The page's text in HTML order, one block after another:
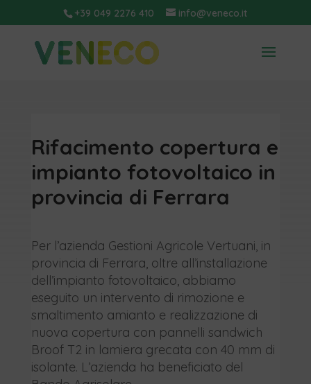
+39 049 2276 410 info@veneco.it
Rifacimento copertura e
impianto fotovoltaico in
provincia di Ferrara
Per l’azienda Gestioni Agricole Vertuani, in
provincia di Ferrara, oltre all’installazione
dell’impianto fotovoltaico, abbiamo
eseguito un intervento di rimozione e
smaltimento amianto e realizzazione di
nuova copertura con pannelli sandwich
Broof T2 in lamiera grecata con 40 mm di
isolante. L’azienda ha beneficiato del